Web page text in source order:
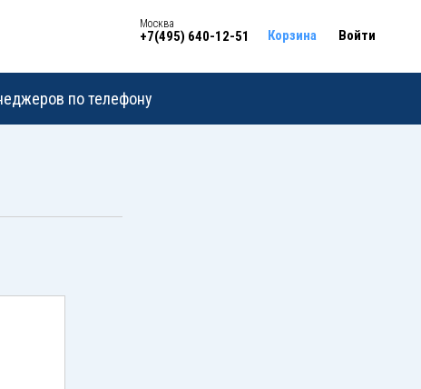
Москва
+7(495) 640-12-51 Корзина Войти
по телефону